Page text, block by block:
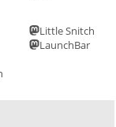
Little Snitch
LaunchBar